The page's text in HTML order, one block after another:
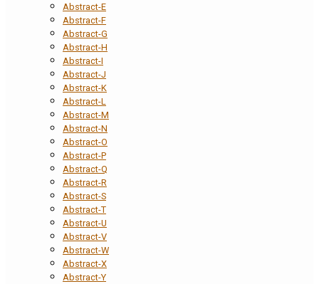
Abstract-E
Abstract-F
Abstract-G
Abstract-H
Abstract-I
Abstract-J
Abstract-K
Abstract-L
Abstract-M
Abstract-N
Abstract-O
Abstract-P
Abstract-Q
Abstract-R
Abstract-S
Abstract-T
Abstract-U
Abstract-V
Abstract-W
Abstract-X
Abstract-Y